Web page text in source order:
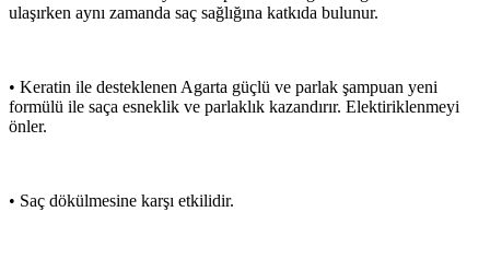
ulaşırken aynı zamanda saç sağlığına katkıda bulunur.
• Keratin ile desteklenen Agarta güçlü ve parlak şampuan yeni
formülü ile saça esneklik ve parlaklık kazandırır. Elektiriklenmeyi
önler.
• Saç dökülmesine karşı etkilidir.